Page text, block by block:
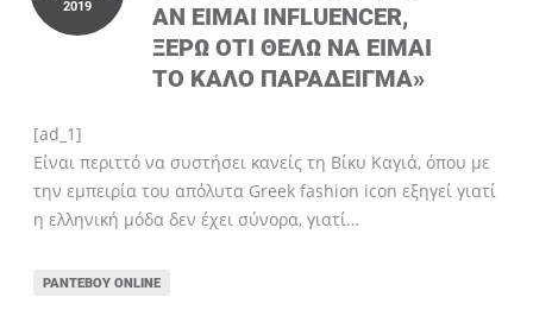
2019
ΑΝ ΕΊΜΑΙ INFLUENCER,
ΞΈΡΩ ΌΤΙ ΘΈΛΩ ΝΑ ΕΊΜΑΙ
ΤΟ ΚΑΛΌ ΠΑΡΆΔΕΙΓΜΑ»
[ad_1]
Είναι περιττό να συστήσει κανείς τη Βίκυ Καγιά, όπου με
την εμπειρία του απόλυτα Greek fashion icon εξηγεί γιατί
η ελληνική μόδα δεν έχει σύνορα, γιατί…
ΡΑΝΤΕΒΟΎ ONLINE